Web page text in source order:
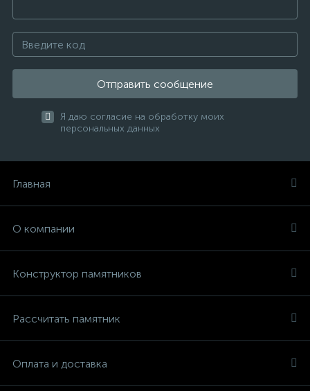
Отправить сообщение
Я даю согласие на обработку моих
персональных данных
Главная
О компании
Конструктор памятников
Рассчитать памятник
Оплата и доставка